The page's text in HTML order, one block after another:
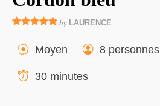
by LAURENCE
Moyen 8 personnes
30 minutes